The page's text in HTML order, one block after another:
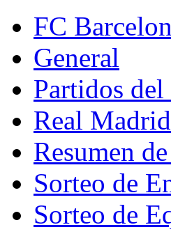
FC
General
Partidos
Real Madrid
Resumen
Sorteo de
Sorteo de